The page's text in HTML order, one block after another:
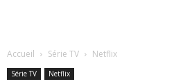
Accueil Série TV Netflix
Série TV Netflix